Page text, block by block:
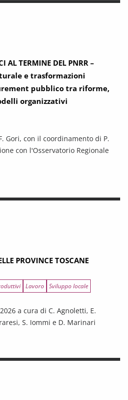
AL TERMINE DEL PNRR –
e trasformazioni
pubblico tra riforme,
organizzativi
Gori, con il coordinamento di P.
con l'Osservatorio Regionale
AL TERMINE DEL PNRR – Andamento
PROVINCE TOSCANE
Lavoro Sviluppo locale
a cura di C. Agnoletti, E.
S. Iommi e D. Marinari
TOSCANE